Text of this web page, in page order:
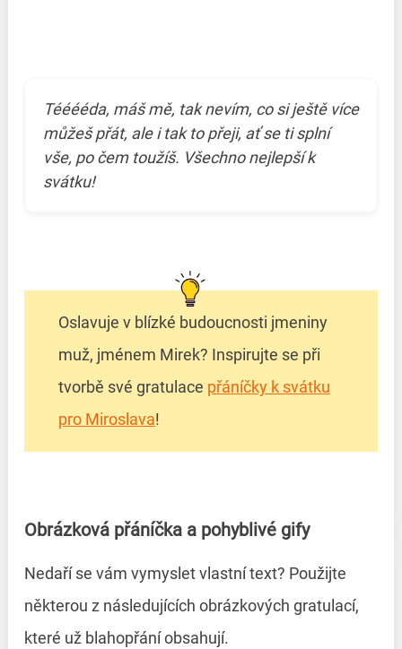
Tééééda, máš mě, tak nevím, co si ještě více
můžeš přát, ale i tak to přeji, ať se ti splní
vše, po čem toužíš. Všechno nejlepší k
svátku!
Oslavuje v blízké budoucnosti jmeniny
muž, jménem Mirek? Inspirujte se při
tvorbě své gratulace přáníčky k svátku
pro Miroslava!
Obrázková přáníčka a pohyblivé gify
Nedaří se vám vymyslet vlastní text? Použijte
některou z následujících obrázkových gratulací,
které už blahopřání obsahují.